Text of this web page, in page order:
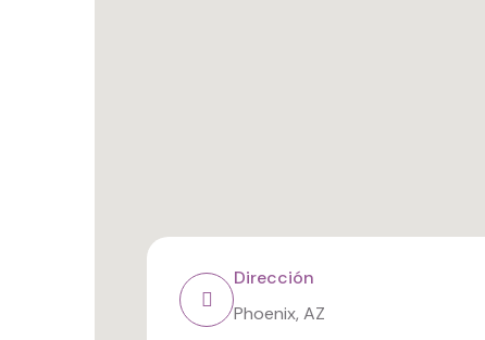
Dirección
Phoenix, AZ